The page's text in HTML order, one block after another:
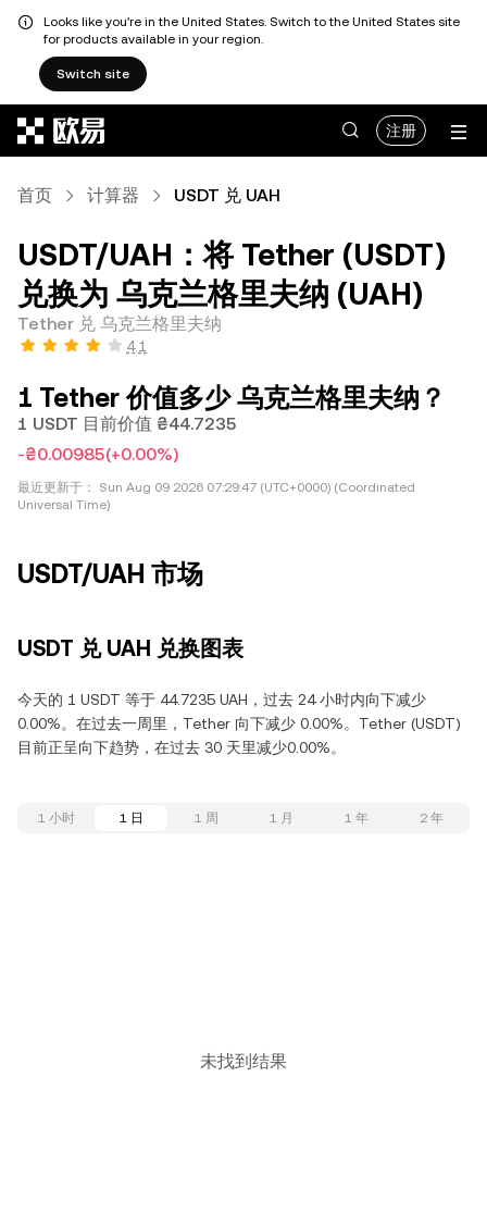
Looks like you're in the United States. Switch to the United States site
for products available in your region.
Switch site
注册
首页 计算器 USDT 兑 UAH
USDT/UAH：将 Tether (USDT)
兑换为 乌克兰格里夫纳 (UAH)
Tether 兑 乌克兰格里夫纳
4.1
1 Tether 价值多少 乌克兰格里夫纳？
1 USDT 目前价值 ₴44.7235
-₴0.00985(+0.00%)
最近更新于：
Sun Aug 09 2026 07:29:47 (UTC+0000) (Coordinated
Universal Time)
USDT/UAH 市场
USDT 兑 UAH 兑换图表
今天的 1 USDT 等于 44.7235 UAH，过去 24 小时内向下减少
0.00%。在过去一周里，Tether 向下减少 0.00%。Tether (USDT)
目前正呈向下趋势，在过去 30 天里减少0.00%。
1 小时 1 日 1 周 1 月 1 年 2 年
未找到结果